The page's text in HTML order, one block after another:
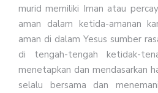
murid memiliki Iman atau
aman dalam ketida-amanan
aman di dalam Yesus sumber
di tengah-tengah ketidak-
menetapkan dan mendasarkan
selalu bersama dan